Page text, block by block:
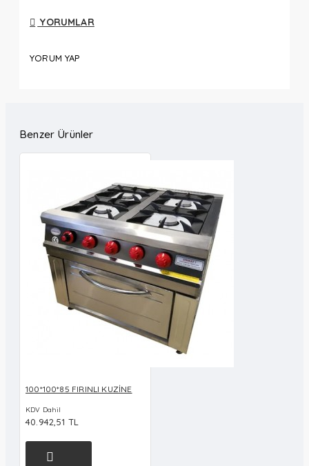
YORUMLAR
YORUM YAP
Benzer Ürünler
100*100*85 FIRINLI KUZİNE
KDV Dahil
40.942,51 TL